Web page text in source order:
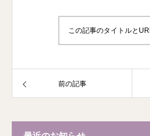
この記事のタイトルと
前の記事